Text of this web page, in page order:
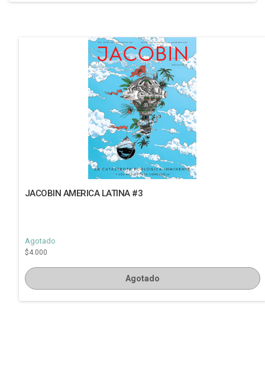
JACOBIN AMERICA LATINA #3
Agotado
$4.000
Agotado